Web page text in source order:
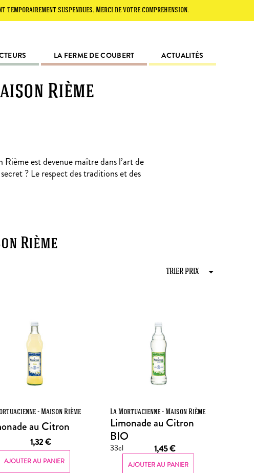
suspendues. Merci de votre compréhension.
LA FERME DE COUBERT ACTUALITÉS
Rième
est devenue maître dans l’art de
? Le respect des traditions et des
Rième
- Maison Rième
au Citron
1,32€
AJOUTER AU PANIER
La Mortuacienne - Maison Rième
Limonade au Citron
BIO
33cl 1,45€
AJOUTER AU PANIER